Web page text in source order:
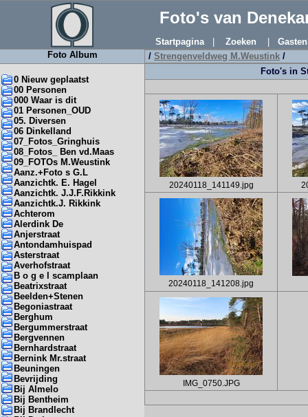
Foto's van
Startpagina| Zoeken
Foto Album
0 Nieuw geplaatst
00 Personen
000 Waar is dit
01 Personen_OUD
05. Diversen
06 Dinkelland
07_Fotos_Gringhuis
08_Fotos_ Ben vd.Maas
09_FOTOs M.Weustink
Aanz.+Foto s G.L
Aanzichtk. E. Hagel
Aanzichtk. J.J.F.Rikkink
Aanzichtk.J. Rikkink
Achterom
Alerdink De
Anjerstraat
Antondamhuispad
Asterstraat
Averhofstraat
B o g e l scamplaan
Beatrixstraat
Beelden+Stenen
Begoniastraat
Berghum
Bergummerstraat
Bergvennen
Bernhardstraat
Bernink Mr.straat
Beuningen
Bevrijding
Bij Almelo
Bij Bentheim
Bij Brandlecht
/ Strengenveldweg M.Weustink /
Foto's in
20240118_141149.jpg
20240118_141208.jpg
IMG_0750.JPG